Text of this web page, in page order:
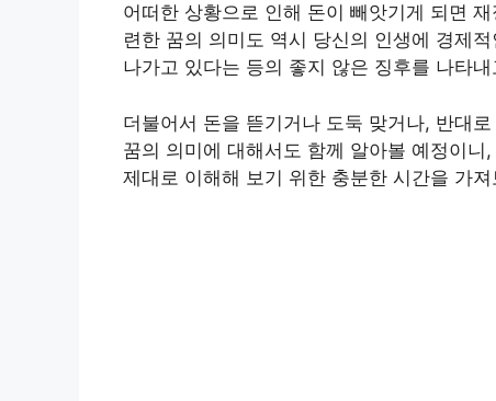
어떠한 상황으로 인해 돈이 빼앗기게 되면
련한 꿈의 의미도 역시 당신의 인생에 경제
나가고 있다는 등의 좋지 않은 징후를 나타
더불어서 돈을 뜯기거나 도둑 맞거나, 반대
꿈의 의미에 대해서도 함께 알아볼 예정이
제대로 이해해 보기 위한 충분한 시간을 가